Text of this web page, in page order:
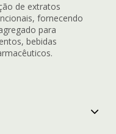
de extratos
fornecendo
para
bebidas